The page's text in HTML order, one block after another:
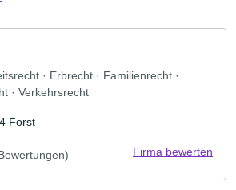
· Erbrecht · Familienrecht ·
· Verkehrsrecht
Forst
Firma bewerten